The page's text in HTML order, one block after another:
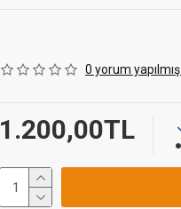
0 yorum yapılmış.
1.200,00TL